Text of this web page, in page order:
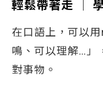
輕鬆帶著走 │ 學
在口語上，可以
鳴、可以理解…」
對事物。